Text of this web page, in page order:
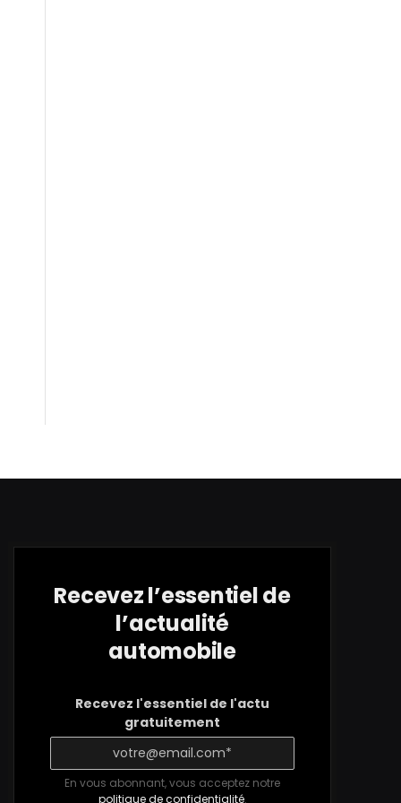
Recevez l’essentiel de
l’actualité
automobile
Recevez l'essentiel de l'actu
gratuitement
En vous abonnant, vous acceptez notre
politique de confidentialité.